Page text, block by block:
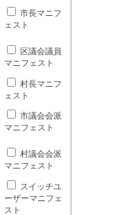
市長マニフ
ェスト
区議会議員
マニフェスト
村長マニフ
ェスト
市議会会派
マニフェスト
村議会会派
マニフェスト
スイッチユ
ーザーマニフェ
スト